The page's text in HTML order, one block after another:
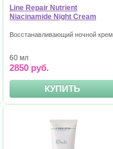
Line Repair Nutrient
Niacinamide Night Cream
Восстанавливающий ночной крем
60 мл
2850 руб.
КУПИТЬ